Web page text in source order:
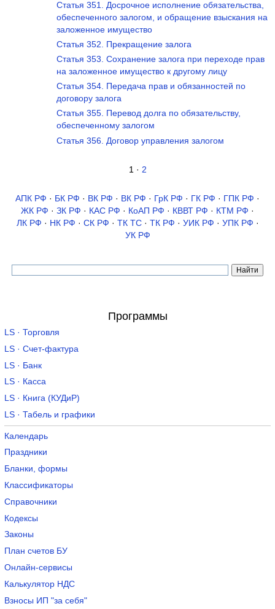
Статья 351. Досрочное исполнение обязательства,
обеспеченного залогом, и обращение взыскания на
заложенное имущество
Статья 352. Прекращение залога
Статья 353. Сохранение залога при переходе прав
на заложенное имущество к другому лицу
Статья 354. Передача прав и обязанностей по
договору залога
Статья 355. Перевод долга по обязательству,
обеспеченному залогом
Статья 356. Договор управления залогом
1 · 2
АПК РФ · БК РФ · ВК РФ · ВК РФ · ГрК РФ · ГК РФ · ГПК РФ ·
ЖК РФ · ЗК РФ · КАС РФ · КоАП РФ · КВВТ РФ · КТМ РФ ·
ЛК РФ · НК РФ · СК РФ · ТК TC· ТК РФ · УИК РФ · УПК РФ ·
УК РФ
Программы
LS · Торговля
LS · Счет-фактура
LS · Банк
LS · Касса
LS · Книга (КУДиР)
LS · Табель и графики
Календарь
Праздники
Бланки, формы
Классификаторы
Справочники
Кодексы
Законы
План счетов БУ
Онлайн-сервисы
Калькулятор НДС
Взносы ИП "за себя"